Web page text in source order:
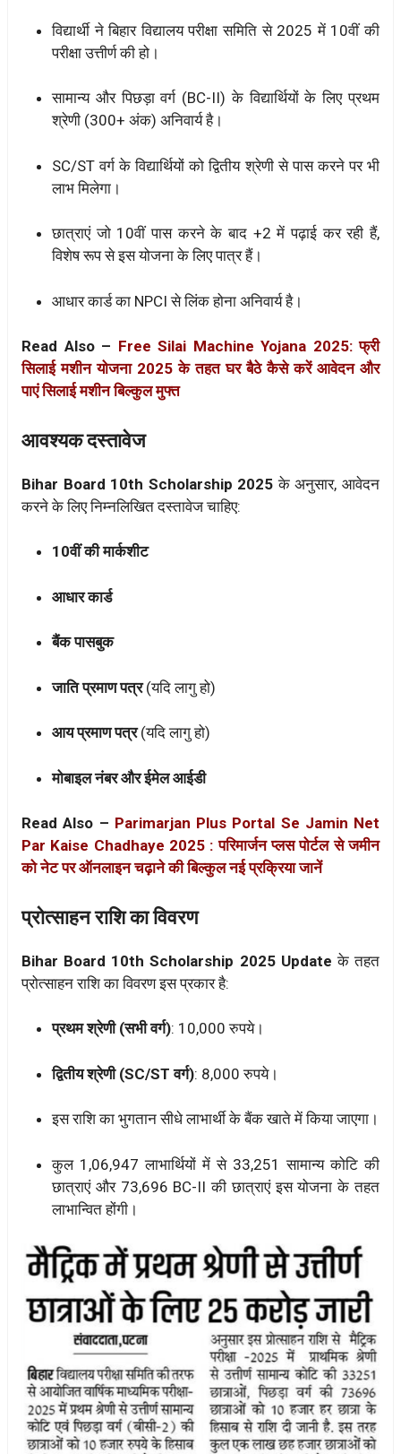
विद्यार्थी ने बिहार विद्यालय परीक्षा समिति से 2025 में 10वीं की
परीक्षा उत्तीर्ण की हो।
सामान्य और पिछड़ा वर्ग (BC-II) के विद्यार्थियों के लिए प्रथम
श्रेणी (300+ अंक) अनिवार्य है।
SC/ST वर्ग के विद्यार्थियों को द्वितीय श्रेणी से पास करने पर भी
लाभ मिलेगा।
छात्राएं जो 10वीं पास करने के बाद +2 में पढ़ाई कर रही हैं,
विशेष रूप से इस योजना के लिए पात्र हैं।
आधार कार्ड का NPCI से लिंक होना अनिवार्य है।
Read Also – Free Silai Machine Yojana 2025: फ्री
सिलाई मशीन योजना 2025 के तहत घर बैठे कैसे करें आवेदन और
पाएं सिलाई मशीन बिल्कुल मुफ्त
आवश्यक दस्तावेज
Bihar Board 10th Scholarship 2025 के अनुसार, आवेदन
करने के लिए निम्नलिखित दस्तावेज चाहिए:
10वीं की मार्कशीट
आधार कार्ड
बैंक पासबुक
जाति प्रमाण पत्र(यदि लागु हो)
आय प्रमाण पत्र(यदि लागु हो)
मोबाइल नंबर और ईमेल आईडी
Read Also – Parimarjan Plus Portal Se Jamin Net
Par Kaise Chadhaye 2025 : परिमार्जन प्लस पोर्टल से जमीन
को नेट पर ऑनलाइन चढ़ाने की बिल्कुल नई प्रक्रिया जानें
प्रोत्साहन राशि का विवरण
Bihar Board 10th Scholarship 2025 Update के तहत
प्रोत्साहन राशि का विवरण इस प्रकार है:
प्रथम श्रेणी (सभी वर्ग): 10,000 रुपये।
द्वितीय श्रेणी (SC/ST वर्ग): 8,000 रुपये।
इस राशि का भुगतान सीधे लाभार्थी के बैंक खाते में किया जाएगा।
कुल 1,06,947 लाभार्थियों में से 33,251 सामान्य कोटि की
छात्राएं और 73,696 BC-II की छात्राएं इस योजना के तहत
लाभान्वित होंगी।